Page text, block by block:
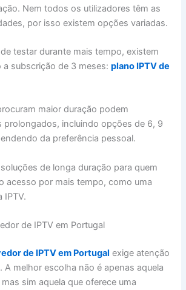
Nem todos os utilizadores têm as
por isso existem opções variadas.
testar durante mais tempo, existem
a subscrição de 3 meses:plano IPTV de
maior duração podem
prolongados, incluindo opções de 6, 9
da preferência pessoal.
de longa duração para quem
acesso por mais tempo, como uma
IPTV.
de IPTV em Portugal
de IPTV em Portugal exige atenção
A melhor escolha não é apenas aquela
sim aquela que oferece uma